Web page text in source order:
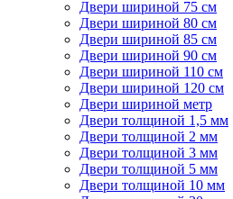
Двери шириной 75 см
Двери шириной 80 см
Двери шириной 85 см
Двери шириной 90 см
Двери шириной 110 см
Двери шириной 120 см
Двери шириной метр
Двери толщиной 1,5 мм
Двери толщиной 2 мм
Двери толщиной 3 мм
Двери толщиной 5 мм
Двери толщиной 10 мм